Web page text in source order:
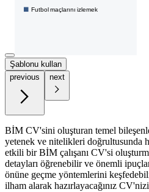
Şablonu kullan
previous
next
BİM CV'sini oluşturan temel
yetenek ve nitelikleri doğrultusunda
etkili bir BİM çalışanı CV'si
detayları öğrenebilir ve önemli
önüne geçme yöntemlerini
ilham alarak hazırlayacağınız